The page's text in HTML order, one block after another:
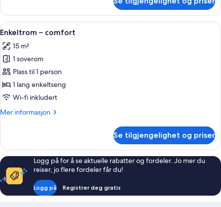
Åpne
alle
bildene
av
Enkeltrom
–
comfort
Enkeltrom – comfort | Dundyner,
4
Enkeltrom – comfort
15 m²
1 soverom
Plass til 1 person
1 lang enkeltseng
Wi-fi inkludert
Mer informasjon
Mer
–
comfort
Se tilgjengelighet og priser
Logg på for å se aktuelle rabatter og fordeler. Jo mer du
reiser, jo flere fordeler får du!
Logg på Registrer deg gratis